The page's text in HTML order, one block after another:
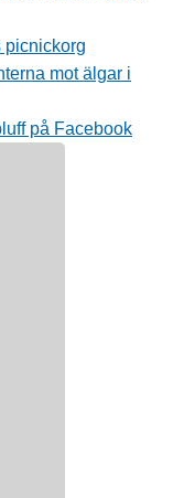
picnickorg
mot älgar i
på Facebook